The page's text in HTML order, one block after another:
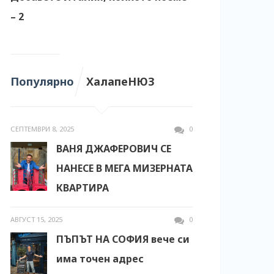
– 2
Популярно ХалапеНЮЗ
СЕПТЕМВРИ 8, 2025 0
ВАНЯ ДЖАФЕРОВИЧ СЕ
НАНЕСЕ В МЕГА МИЗЕРНАТА
КВАРТИРА
АВГУСТ 15, 2025 0
ПЪПЪТ НА СОФИЯ вече си
има точен адрес